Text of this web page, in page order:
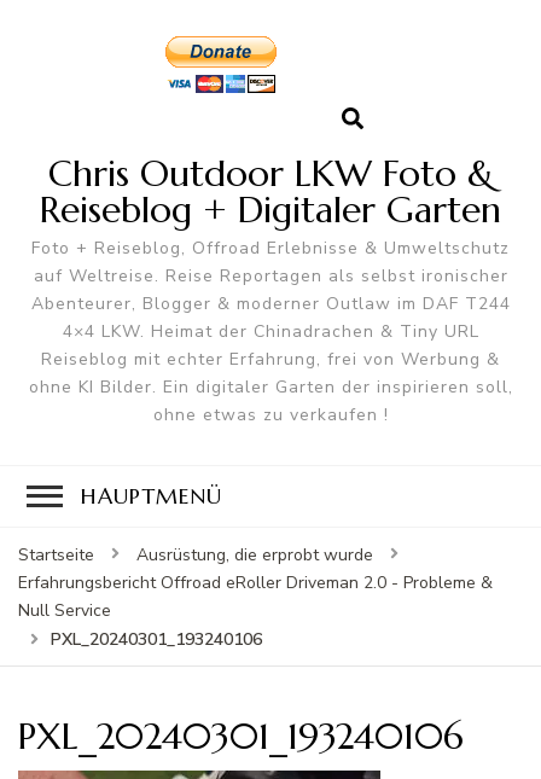
Chris Outdoor LKW Foto &
Reiseblog + Digitaler Garten
Foto + Reiseblog, Offroad Erlebnisse & Umweltschutz
auf Weltreise. Reise Reportagen als selbst ironischer
Abenteurer, Blogger & moderner Outlaw im DAF T244
4×4 LKW. Heimat der Chinadrachen & Tiny URL
Reiseblog mit echter Erfahrung, frei von Werbung &
ohne KI Bilder. Ein digitaler Garten der inspirieren soll,
ohne etwas zu verkaufen !
HAUPTMENÜ
Startseite
Ausrüstung, die erprobt wurde
Erfahrungsbericht Offroad eRoller Driveman 2.0 - Probleme &
Null Service
PXL_20240301_193240106
PXL_20240301_193240106